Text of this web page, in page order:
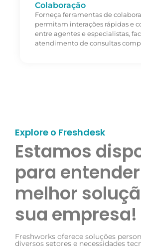
Colaboração
Forneça ferramentas de
permitam interações rápidas e
entre agentes e especialistas,
atendimento de consultas
Explore o Freshdesk
Estamos
para
melhor
sua empresa!
Freshworks oferece soluções
diversos setores e necessidades